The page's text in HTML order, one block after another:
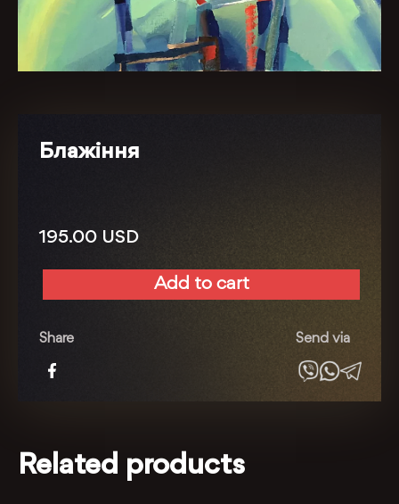
Блажіння
195.00 USD
Add to cart
Share Send via
Related products